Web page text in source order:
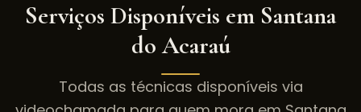
Serviços Disponíveis em Santana
do Acaraú
Todas as técnicas disponíveis via